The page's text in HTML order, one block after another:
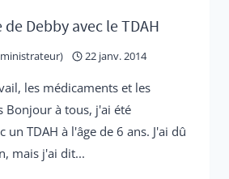
de Debby avec le TDAH
22 janv. 2014
les médicaments et les
Bonjour à tous, j'ai été
un TDAH à l'âge de 6 ans. J'ai dû
mais j'ai dit...